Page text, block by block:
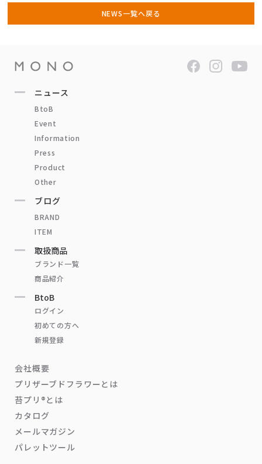
NEWS一覧へ戻る
ニュース
BtoB
Event
Information
Press
Product
Other
ブログ
BRAND
ITEM
取扱商品
ブランド一覧
商品紹介
BtoB
ログイン
初めての方へ
新規登録
会社概要
プリザーブドフラワーとは
苔プリ®とは
カタログ
メールマガジン
パレットツール